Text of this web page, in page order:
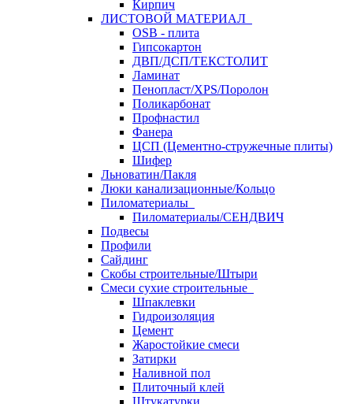
Кирпич
ЛИСТОВОЙ МАТЕРИАЛ
OSB - плита
Гипсокартон
ДВП/ДСП/ТЕКСТОЛИТ
Ламинат
Пенопласт/XPS/Поролон
Поликарбонат
Профнастил
Фанера
ЦСП (Цементно-стружечные плиты)
Шифер
Льноватин/Пакля
Люки канализационные/Кольцо
Пиломатериалы
Пиломатериалы/СЕНДВИЧ
Подвесы
Профили
Сайдинг
Скобы строительные/Штыри
Смеси сухие строительные
Шпаклевки
Гидроизоляция
Цемент
Жаростойкие смеси
Затирки
Наливной пол
Плиточный клей
Штукатурки